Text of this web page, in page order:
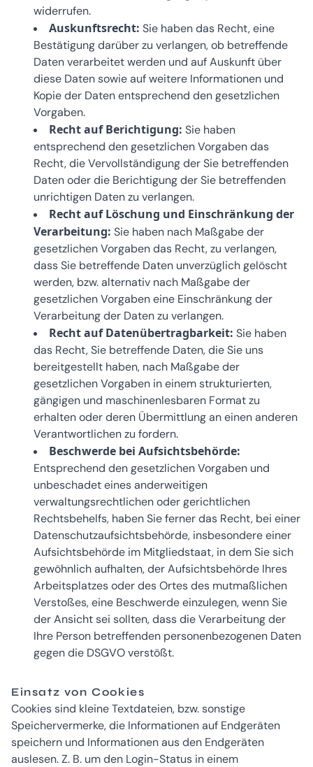
widerrufen.
Auskunftsrecht: Sie haben das Recht, eine
Bestätigung darüber zu verlangen, ob betreffende
Daten verarbeitet werden und auf Auskunft über
diese Daten sowie auf weitere Informationen und
Kopie der Daten entsprechend den gesetzlichen
Vorgaben.
Recht auf Berichtigung: Sie haben
entsprechend den gesetzlichen Vorgaben das
Recht, die Vervollständigung der Sie betreffenden
Daten oder die Berichtigung der Sie betreffenden
unrichtigen Daten zu verlangen.
Recht auf Löschung und Einschränkung der
Verarbeitung: Sie haben nach Maßgabe der
gesetzlichen Vorgaben das Recht, zu verlangen,
dass Sie betreffende Daten unverzüglich gelöscht
werden, bzw. alternativ nach Maßgabe der
gesetzlichen Vorgaben eine Einschränkung der
Verarbeitung der Daten zu verlangen.
Recht auf Datenübertragbarkeit: Sie haben
das Recht, Sie betreffende Daten, die Sie uns
bereitgestellt haben, nach Maßgabe der
gesetzlichen Vorgaben in einem strukturierten,
gängigen und maschinenlesbaren Format zu
erhalten oder deren Übermittlung an einen anderen
Verantwortlichen zu fordern.
Beschwerde bei Aufsichtsbehörde:
Entsprechend den gesetzlichen Vorgaben und
unbeschadet eines anderweitigen
verwaltungsrechtlichen oder gerichtlichen
Rechtsbehelfs, haben Sie ferner das Recht, bei einer
Datenschutzaufsichtsbehörde, insbesondere einer
Aufsichtsbehörde im Mitgliedstaat, in dem Sie sich
gewöhnlich aufhalten, der Aufsichtsbehörde Ihres
Arbeitsplatzes oder des Ortes des mutmaßlichen
Verstoßes, eine Beschwerde einzulegen, wenn Sie
der Ansicht sei sollten, dass die Verarbeitung der
Ihre Person betreffenden personenbezogenen Daten
gegen die DSGVO verstößt.
Einsatz von Cookies
Cookies sind kleine Textdateien, bzw. sonstige
Speichervermerke, die Informationen auf Endgeräten
speichern und Informationen aus den Endgeräten
auslesen. Z. B. um den Login-Status in einem